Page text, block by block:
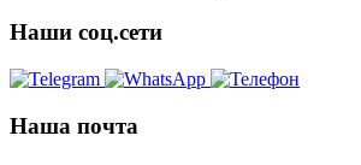
Наши соц.сети
Наша почта